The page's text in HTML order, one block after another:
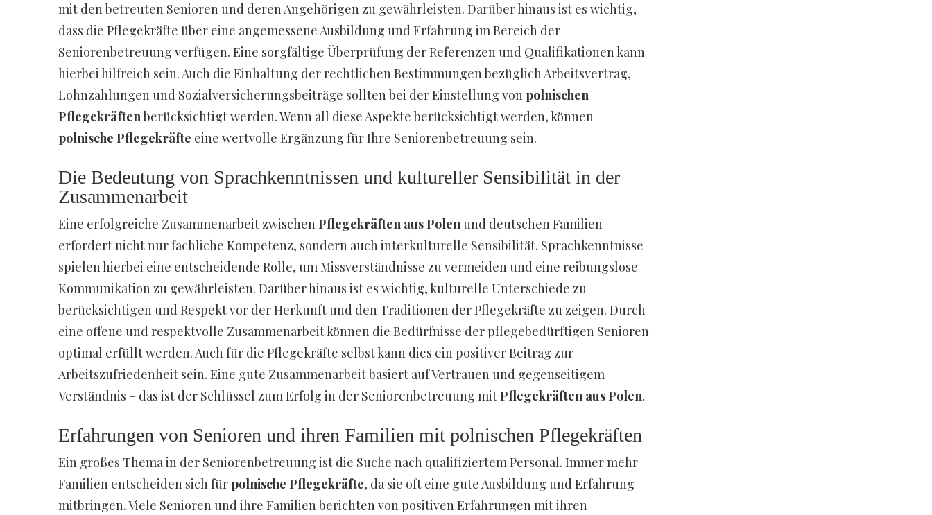
mit den betreuten Senioren und deren Angehörigen zu gewährleisten. Darüber hinaus ist es wichtig,
dass die Pflegekräfte über eine angemessene Ausbildung und Erfahrung im Bereich der
Seniorenbetreuung verfügen. Eine sorgfältige Überprüfung der Referenzen und Qualifikationen kann
hierbei hilfreich sein. Auch die Einhaltung der rechtlichen Bestimmungen bezüglich Arbeitsvertrag,
Lohnzahlungen und Sozialversicherungsbeiträge sollten bei der Einstellung von polnischen
Pflegekräftenberücksichtigt werden. Wenn all diese Aspekte berücksichtigt werden, können
polnische Pflegekräfte eine wertvolle Ergänzung für Ihre Seniorenbetreuung sein.
Die Bedeutung von Sprachkenntnissen und kultureller Sensibilität in der
Zusammenarbeit
Eine erfolgreiche Zusammenarbeit zwischenPflegekräften aus Polenund deutschen Familien
erfordert nicht nur fachliche Kompetenz, sondern auch interkulturelle Sensibilität. Sprachkenntnisse
spielen hierbei eine entscheidende Rolle, um Missverständnisse zu vermeiden und eine reibungslose
Kommunikation zu gewährleisten. Darüber hinaus ist es wichtig, kulturelle Unterschiede zu
berücksichtigen und Respekt vor der Herkunft und den Traditionen der Pflegekräfte zu zeigen. Durch
eine offene und respektvolle Zusammenarbeit können die Bedürfnisse der pflegebedürftigen Senioren
optimal erfüllt werden. Auch für die Pflegekräfte selbst kann dies ein positiver Beitrag zur
Arbeitszufriedenheit sein. Eine gute Zusammenarbeit basiert auf Vertrauen und gegenseitigem
Verständnis – das ist der Schlüssel zum Erfolg in der Seniorenbetreuung mitPflegekräften aus Polen.
Erfahrungen von Senioren und ihren Familien mit polnischen Pflegekräften
Ein großes Thema in der Seniorenbetreuung ist die Suche nach qualifiziertem Personal. Immer mehr
Familien entscheiden sich für polnische Pflegekräfte, da sie oft eine gute Ausbildung und Erfahrung
mitbringen. Viele Senioren und ihre Familien berichten von positiven Erfahrungen mit ihren